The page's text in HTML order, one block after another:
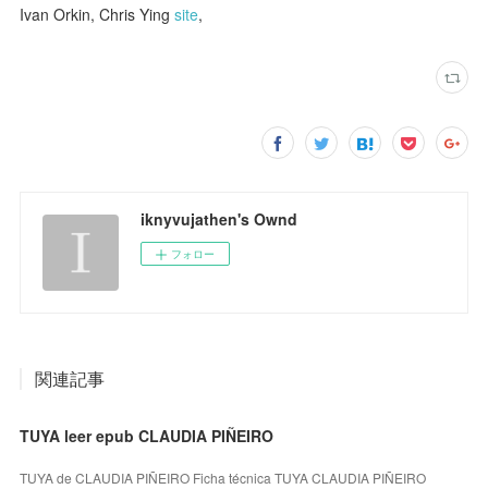
Ivan Orkin, Chris Yingsite,
iknyvujathen's Ownd
フォロー
関連記事
TUYA leer epub CLAUDIA PIÑEIRO
TUYA de CLAUDIA PIÑEIRO Ficha técnica TUYA CLAUDIA PIÑEIRO